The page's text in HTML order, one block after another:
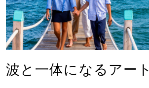
波と一体になるアート